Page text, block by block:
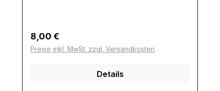
Regulärer Preis:
8,00 €
Preise inkl. MwSt. zzgl. Versandkosten
Details